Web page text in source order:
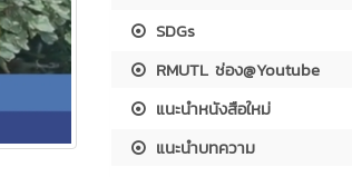
SDGs
RMUTL ช่อง@Youtube
แนะนำหนังสือใหม่
แนะนำบทความ